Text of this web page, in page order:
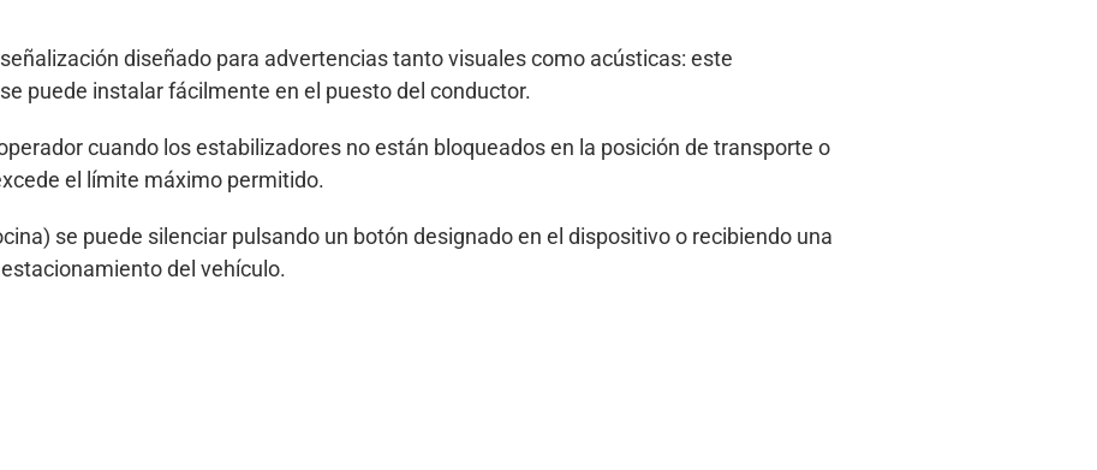
diseñado para advertencias tanto visuales como acústicas: este
puede instalar fácilmente en el puesto del conductor.
cuando los estabilizadores no están bloqueados en la posición de transporte o
el límite máximo permitido.
se puede silenciar pulsando un botón designado en el dispositivo o recibiendo una
del vehículo.